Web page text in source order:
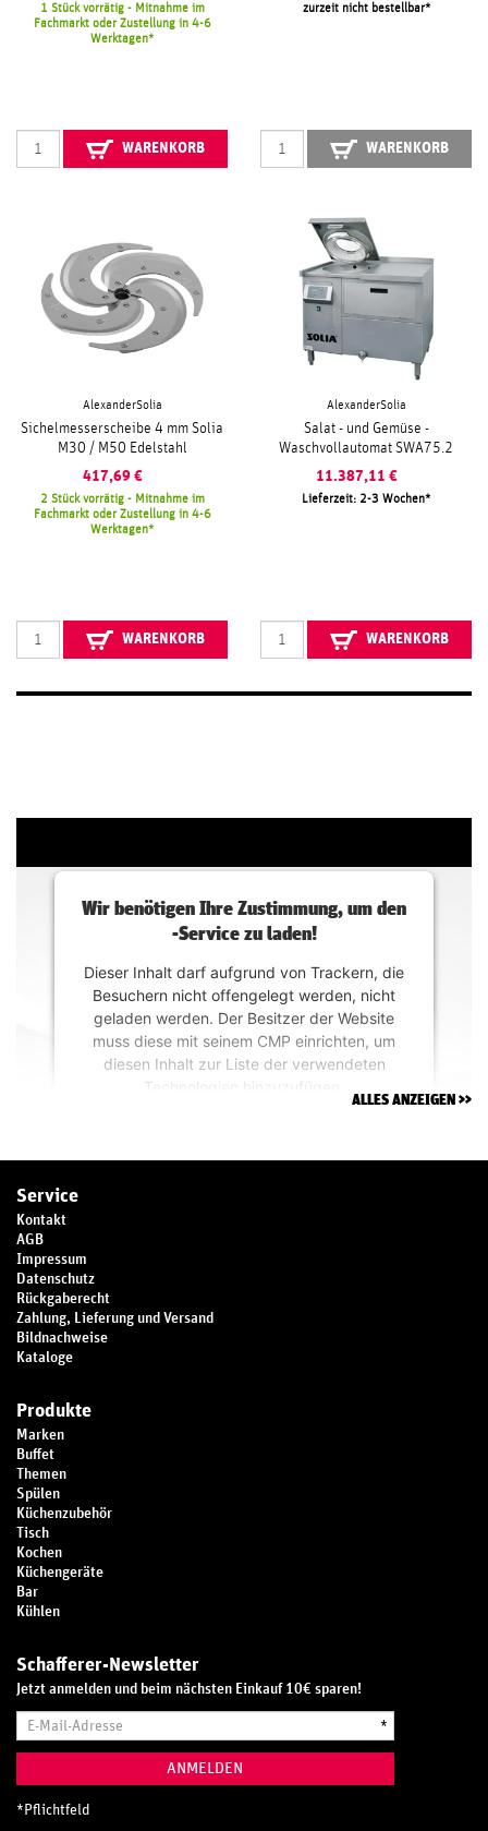
1 Stück vorrätig - Mitnahme im
Fachmarkt oder Zustellung in 4-6
Werktagen
WARENKORB
zurzeit nicht bestellbar
WARENKORB
AlexanderSolia
Sichelmesserscheibe 4 mm Solia
M30 / M50 Edelstahl
417,69 €
2 Stück vorrätig - Mitnahme im
Fachmarkt oder Zustellung in 4-6
Werktagen
WARENKORB
AlexanderSolia
Salat - und Gemüse -
Waschvollautomat SWA75.2
11.387,11 €
Lieferzeit: 2-3 Wochen
WARENKORB
Wir benötigen Ihre Zustimmung, um den
-Service zu laden!
Dieser Inhalt darf aufgrund von Trackern, die
Besuchern nicht offengelegt werden, nicht
geladen werden. Der Besitzer der Website
muss diese mit seinem CMP einrichten, um
diesen Inhalt zur Liste der verwendeten
Technologien hinzuzufügen.
Usercentrics ConsentALLES ANZEIGEN
Service
Kontakt
AGB
Impressum
Datenschutz
Rückgaberecht
Zahlung, Lieferung und Versand
Bildnachweise
Kataloge
Produkte
Marken
Buffet
Themen
Spülen
Küchenzubehör
Tisch
Kochen
Küchengeräte
Bar
Kühlen
Schafferer-Newsletter
Jetzt anmelden und beim nächsten Einkauf 10€ sparen!
Mail-
*
ANMELDEN
* Pflichtfeld